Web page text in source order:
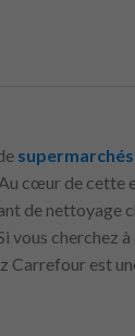
supermarchés
cœur de cette
de
vous cherchez
Carrefour est